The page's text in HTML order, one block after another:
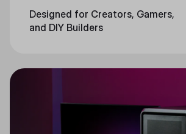
Designed for Creators, Gamers,
and DIY Builders